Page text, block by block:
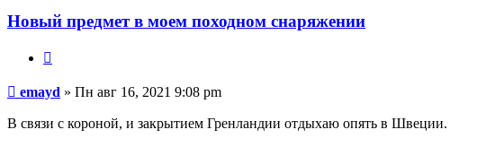
Новый предмет в моем походном снаряжении
Сообщение
emayd » Пн авг 16, 2021 9:08 pm
В связи с короной, и закрытием Гренландии отдыхаю опять в Швеции.